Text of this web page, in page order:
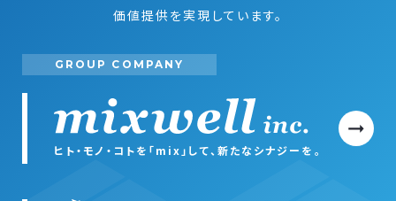
価値提供を実現しています。
GROUP COMPANY
ヒト・モノ・コトを「mix」して、新たなシナジーを。